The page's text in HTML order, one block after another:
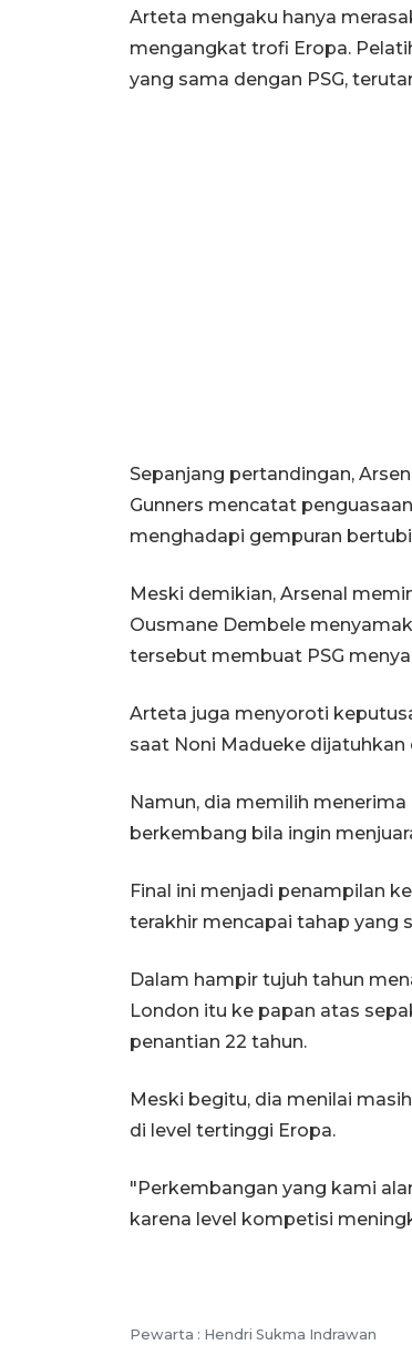
Arteta mengaku hanya
mengangkat trofi Eropa.
yang sama dengan PSG,
Sepanjang pertandingan,
Gunners mencatat
menghadapi gempuran
Meski demikian, Arsenal
Ousmane Dembele
tersebut membuat PSG
Arteta juga menyoroti
saat Noni Madueke dijatuhkan
Namun, dia memilih
berkembang bila ingin
Final ini menjadi penampilan
terakhir mencapai tahap yang
Dalam hampir tujuh tahun
London itu ke papan atas
penantian 22 tahun.
Meski begitu, dia menilai
di level tertinggi Eropa.
"Perkembangan yang kami
karena level kompetisi
Pewarta : Hendri Sukma Indrawan